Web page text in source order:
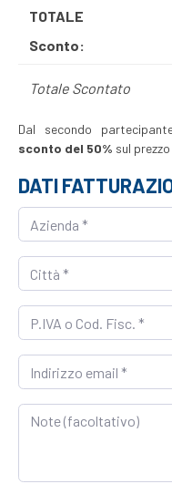
TOTALE
Sconto:
Totale Scontato
Dal secondo
sconto del 50% sul
DATI